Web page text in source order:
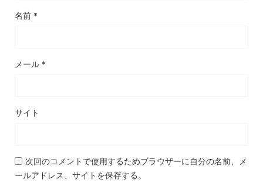
名前 *
メール *
サイト
次回のコメントで使用するためブラウザーに自分の名前、メ
ールアドレス、サイトを保存する。